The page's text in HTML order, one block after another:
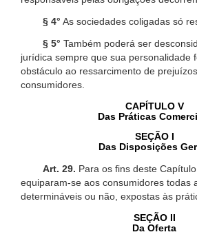
§ 4° As sociedades coligadas só
§ 5° Também poderá ser
jurídica sempre que sua personalidade
obstáculo ao ressarcimento de
consumidores.
CAPÍTULO V
Das Práticas
SEÇÃO I
Das Disposições
Art. 29. Para os fins deste
equiparam-se aos consumidores todas
determináveis ou não, expostas às
SEÇÃO II
Da Oferta